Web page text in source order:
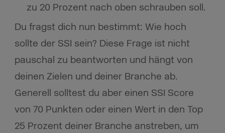
zu 20 Prozent nach oben schrauben soll.
Du fragst dich nun bestimmt: Wie hoch
sollte der SSI sein? Diese Frage ist nicht
pauschal zu beantworten und hängt von
deinen Zielen und deiner Branche ab.
Generell solltest du aber einen SSI Score
von 70 Punkten oder einen Wert in den Top
25 Prozent deiner Branche anstreben, um